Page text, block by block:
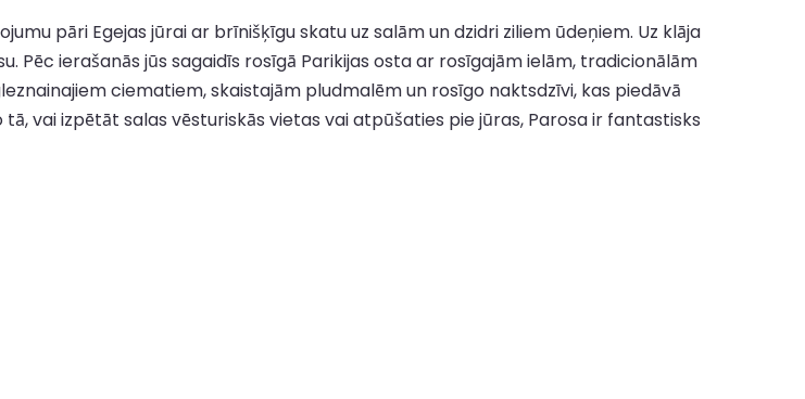
pāri Egejas jūrai ar brīnišķīgu skatu uz salām un dzidri ziliem ūdeņiem. Uz klāja
ierašanās jūs sagaidīs rosīgā Parikijas osta ar rosīgajām ielām, tradicionālām
ciematiem, skaistajām pludmalēm un rosīgo naktsdzīvi, kas piedāvā
vai izpētāt salas vēsturiskās vietas vai atpūšaties pie jūras, Parosa ir fantastisks